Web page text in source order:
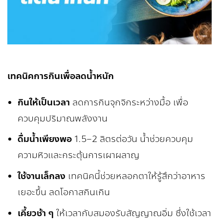
เทคนิคการกินเพื่อลดน้ำหนัก
กินให้เป็นเวลา ลดการกินจุกจิกระหว่างมื้อ เพื่อ
ควบคุมปริมาณพลังงาน
ดื่มน้ำเพียงพอ1.5–2 ลิตรต่อวัน น้ำช่วยควบคุม
ความหิวและกระตุ้นการเผาผลาญ
ใช้จานเล็กลง เทคนิคนี้ช่วยหลอกตาให้รู้สึกว่าอาหาร
เยอะขึ้น ลดโอกาสกินเกิน
เคี้ยวช้า ๆ ให้เวลากับสมองรับสัญญาณอิ่ม ซึ่งใช้เวลา